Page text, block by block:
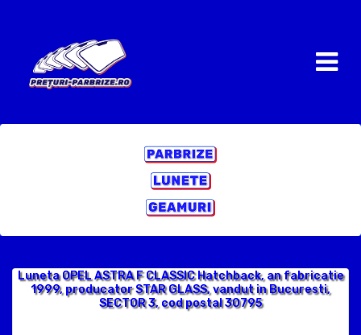
Luneta OPEL ASTRA F CLASSIC Hatchback, an fabricatie
1999, producator STAR GLASS, vandut in Bucuresti,
SECTOR 3, cod postal 30795